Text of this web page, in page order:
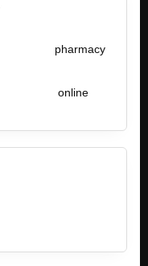
pharmacy
online